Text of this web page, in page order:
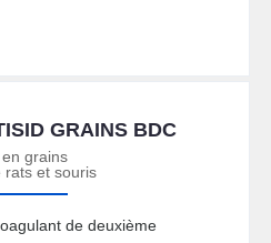
GRAINS BDC
grains
rats et souris
de deuxième